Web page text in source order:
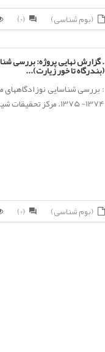
(0) (بوم شناسی)
. گزارش نهایی پروژه: بررسی
(بندرگاه تا خور زیارت)...
: بررسی شناسایی نوزادگاههای
1374- 1375. مرکز تحقیقات شیلاتی خلیج فارس. 1375.
(0) (بوم شناسی)